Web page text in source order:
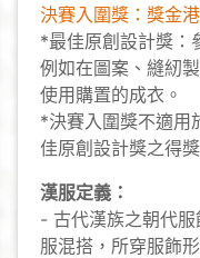
決賽入圍獎：獎金
*最佳原創設計獎：
例如在圖案、縫紉
使用購置的成衣。
*決賽入圍獎不適用
佳原創設計獎之得獎
漢服定義：
- 古代漢族之朝代
服混搭，所穿服飾